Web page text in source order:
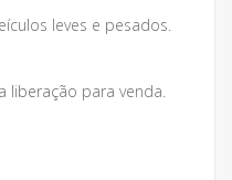
leves e pesados.
liberação para venda.